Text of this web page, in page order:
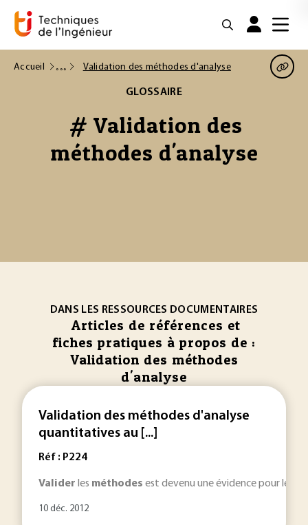
Accueil Validation des méthodes d'analyse
GLOSSAIRE
# Validation des
méthodes d'analyse
DANS LES RESSOURCES DOCUMENTAIRES
Articles de références et
fiches pratiques à propos de :
Validation des méthodes
d'analyse
Validation des méthodes d'analyse
quantitatives au [...]
Réf : P224
Valider les méthodes est devenu une évidence pour les
10 déc. 2012